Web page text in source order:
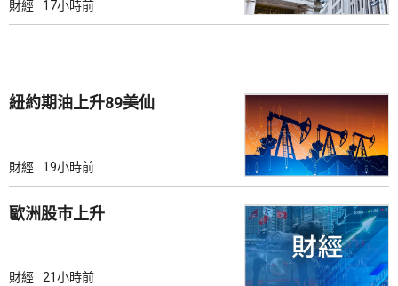
財經 17小時前
紐約期油上升89美仙
財經 19小時前
歐洲股巿上升
財經 21小時前